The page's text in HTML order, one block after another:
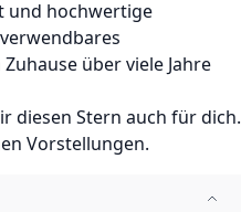
und hochwertige
über viele Jahre
diesen Stern auch für dich.
Vorstellungen.